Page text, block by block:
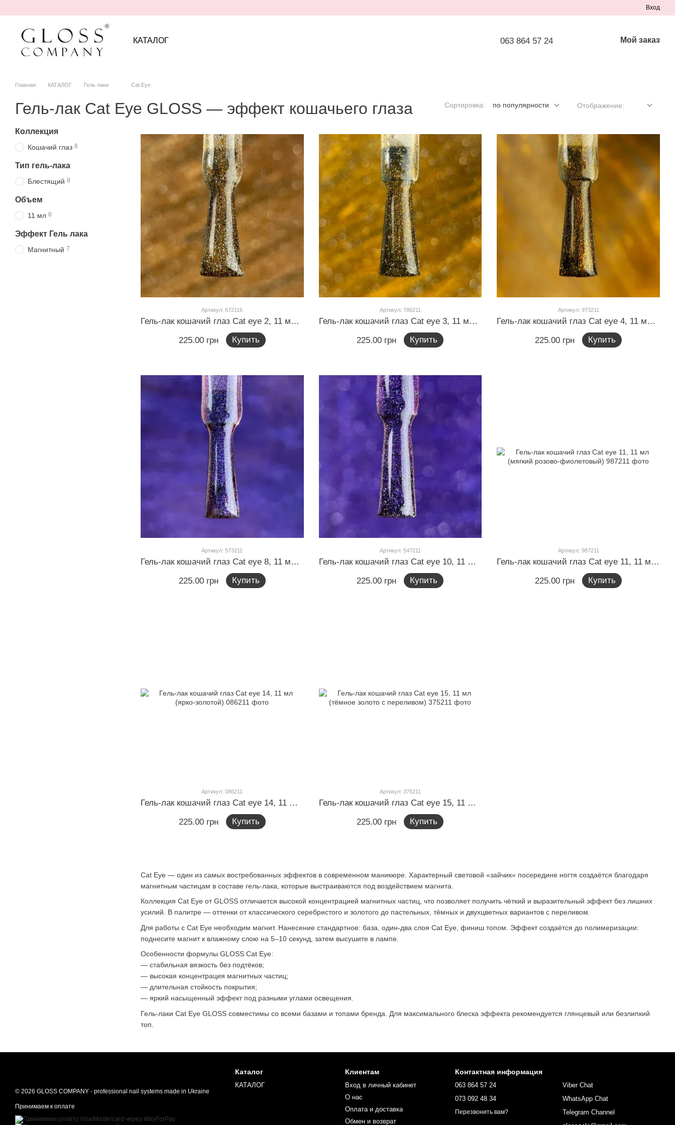
Вход
КАТАЛОГ 063 864 57 24 Мой заказ
Главная КАТАЛОГ Гель лаки Cat Eye
Гель-лак Cat Eye GLOSS — эффект кошачьего глаза Сортировка: по популярности Отображение:
Cat Eye — один из самых востребованных эффектов в современном маникюре. Характерный световой «зайчик» посередине ногтя создаётся благодаря
магнитным частицам в составе гель-лака, которые выстраиваются под воздействием магнита.
Коллекция Cat Eye от GLOSS отличается высокой концентрацией магнитных частиц, что позволяет получить чёткий и выразительный эффект без лишних
усилий. В палитре — оттенки от классического серебристого и золотого до пастельных, тёмных и двухцветных вариантов с переливом.
Для работы с Cat Eye необходим магнит. Нанесение стандартное: база, один-два слоя Cat Eye, финиш топом. Эффект создаётся до полимеризации:
поднесите магнит к влажному слою на 5–10 секунд, затем высушите в лампе.
Особенности формулы GLOSS Cat Eye:
— стабильная вязкость без подтёков;
— высокая концентрация магнитных частиц;
— длительная стойкость покрытия;
— яркий насыщенный эффект под разными углами освещения.
Гель-лаки Cat Eye GLOSS совместимы со всеми базами и топами бренда. Для максимального блеска эффекта рекомендуется глянцевый или безлипкий
топ.
Артикул: 672116
Гель-лак кошачий глаз Cat eye 2, 11 мл (нежное золото)
225.00 грн
Купить
Артикул: 786211
Гель-лак кошачий глаз Cat eye 3, 11 мл (концентрированный золотистый)
225.00 грн
Купить
Артикул: 973211
Гель-лак кошачий глаз Cat eye 4, 11 мл (нежный оранжевый)
225.00 грн
Купить
Артикул: 573211
Гель-лак кошачий глаз Cat eye 8, 11 мл (насыщенный фиолетово-розовый)
225.00 грн
Купить
Артикул: 547211
Гель-лак кошачий глаз Cat eye 10, 11 мл (пурпурный)
225.00 грн
Купить
Артикул: 987211
Гель-лак кошачий глаз Cat eye 11, 11 мл (мягкий розово-фиолетовый)
225.00 грн
Купить
Артикул: 086211
Гель-лак кошачий глаз Cat eye 14, 11 мл (ярко-золотой)
225.00 грн
Купить
Артикул: 375211
Гель-лак кошачий глаз Cat eye 15, 11 мл (тёмное золото с переливом)
225.00 грн
Купить
Коллекция
Кошачий глаз 8
Тип гель-лака
Блестящий 8
Объем
11 мл 8
Эффект Гель лака
Магнитный 7
© 2026 GLOSS COMPANY - professional nail systems made in Ukraine
Принимаем к оплате
Каталог
КАТАЛОГ
Клиентам
Вход в личный кабинет
О нас
Оплата и доставка
Обмен и возврат
Контактная информация
063 864 57 24
073 092 48 34
Перезвонить вам?
Viber Chat
WhatsApp Chat
Telegram Channel